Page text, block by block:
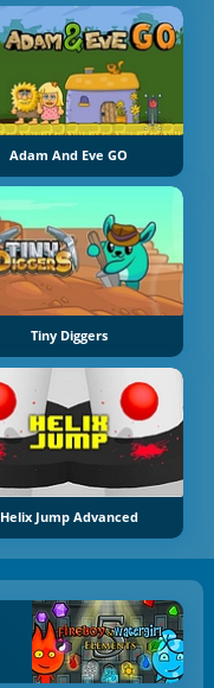
Adam And Eve GO
Tiny Diggers
Helix Jump Advanced